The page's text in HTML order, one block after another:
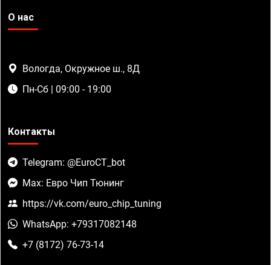
О нас
Вологда, Окружное ш., 8Д
Пн-Сб | 09:00 - 19:00
Контакты
Telegram: @EuroCT_bot
Max: Евро Чип Тюнинг
https://vk.com/euro_chip_tuning
WhatsApp: +79317082148
+7 (8172) 76-73-14